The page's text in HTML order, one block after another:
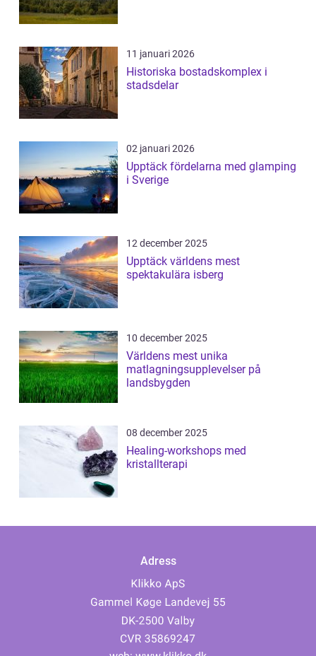
11 januari 2026
Historiska bostadskomplex i
stadsdelar
02 januari 2026
Upptäck fördelarna med glamping
i Sverige
12 december 2025
Upptäck världens mest
spektakulära isberg
10 december 2025
Världens mest unika
matlagningsupplevelser på
landsbygden
08 december 2025
Healing-workshops med
kristallterapi
Adress